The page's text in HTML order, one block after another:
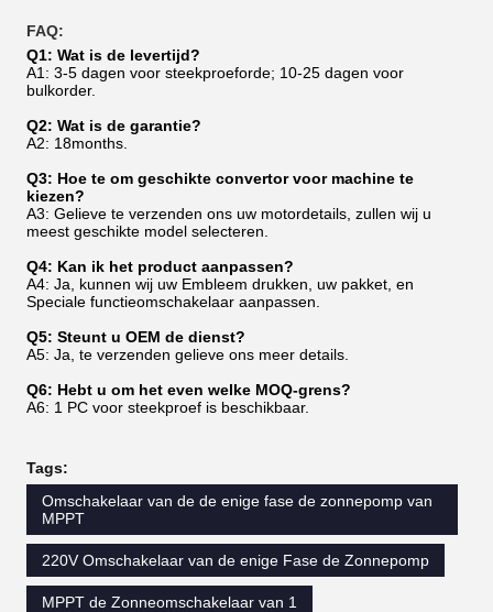
FAQ:
Q1: Wat is de levertijd?
A1: 3-5 dagen voor steekproeforde; 10-25 dagen voor
bulkorder.
Q2: Wat is de garantie?
A2: 18months.
Q3: Hoe te om geschikte convertor voor machine te
kiezen?
A3: Gelieve te verzenden ons uw motordetails, zullen wij u
meest geschikte model selecteren.
Q4: Kan ik het product aanpassen?
A4: Ja, kunnen wij uw Embleem drukken, uw pakket, en
Speciale functieomschakelaar aanpassen.
Q5: Steunt u OEM de dienst?
A5: Ja, te verzenden gelieve ons meer details.
Q6: Hebt u om het even welke MOQ-grens?
A6: 1 PC voor steekproef is beschikbaar.
Tags:
Omschakelaar van de de enige fase de zonnepomp van
MPPT
220V Omschakelaar van de enige Fase de Zonnepomp
MPPT de Zonneomschakelaar van 1